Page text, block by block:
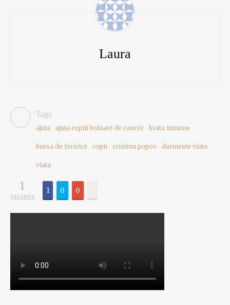
Laura
Tags
ajuta ajuta copiii bolnavi de cancer brata minune
bursa de fericire copii cristina popov daruieste viata
viata
1
SHARES
1 0 0